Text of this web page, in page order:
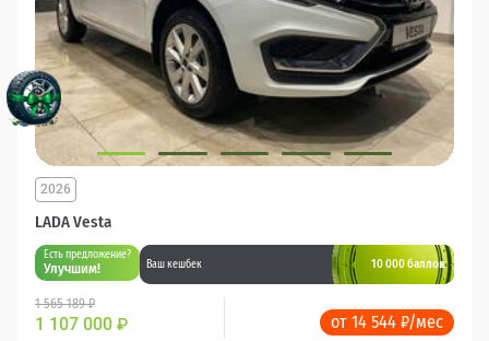
LADA Vesta
2026
Есть предложение?
Улучшим! Ваш кешбек 10 000 баллов
1 565 189 ₽
1 107 000 ₽ от 14 544 ₽/мес